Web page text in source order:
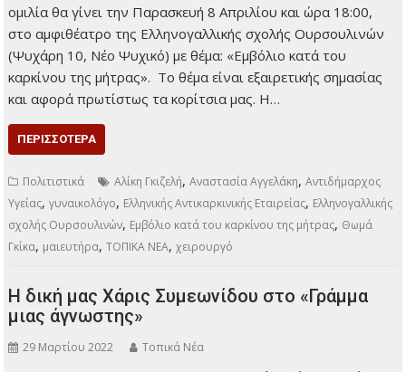
χειρουργό γυναικολόγο και μέλος του Διοικητικού
Συμβουλίου του παραρτήματος της Ε.Α.Ε. Η ομιλία θα γίνει
την Παρασκευή 8 Απριλίου και ώρα 18:00, στο αμφιθέατρο
της Ελληνογαλλικής σχολής Ουρσουλινών (Ψυχάρη 10, Νέο
Ψυχικό) με θέμα: «Εμβόλιο κατά του καρκίνου της μήτρας».
Το θέμα είναι εξαιρετικής σημασίας και αφορά πρωτίστως
τα κορίτσια μας. Η…
ΠΕΡΙΣΣΌΤΕΡΑ
Πολιτιστικά Αλίκη Γκιζελή,Αναστασία Αγγελάκη,Αντιδήμαρχος
Υγείας ,γυναικολόγο,Ελληνικής Αντικαρκινικής Εταιρείας
Γκίκα ,μαιευτήρα ,ΤΟΠΙΚΑ ΝΕΑ,χειρουργό
Η δική μας Χάρις Συμεωνίδου στο «Γράμμα
μιας άγνωστης»